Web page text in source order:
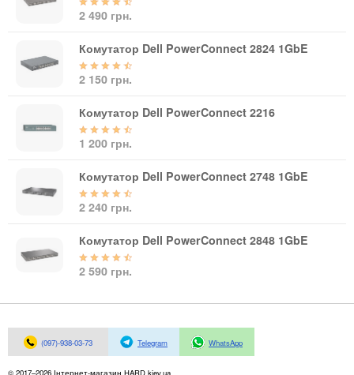
Оперативна пам'ять
Материнські плати
Жорсткі диски та SSD
SAS диски
SATA диски
Відеокарти
Блоки живлення
Кулери та системи охолодження
Рейки та кріплення
Інші комплектуючі
Маршрутизатори та комутатори
Мережеві карти
2 490 грн.
Комутатор Dell PowerConnect 2824 1GbE
2 150 грн.
Комутатор Dell PowerConnect 2216
1 200 грн.
Комутатор Dell PowerConnect 2748 1GbE
2 240 грн.
Комутатор Dell PowerConnect 2848 1GbE
2 590 грн.
(097)-938-03-73 Telegram WhatsApp
© 2017–2026 Інтернет-магазин HARD.kiev.ua